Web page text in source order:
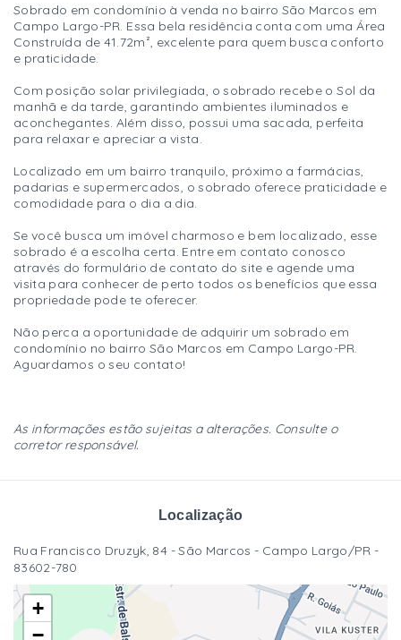
Sobrado em condomínio à venda no bairro São Marcos em
Campo Largo-PR. Essa bela residência conta com uma Área
Construída de 41.72m², excelente para quem busca conforto
e praticidade.
Com posição solar privilegiada, o sobrado recebe o Sol da
manhã e da tarde, garantindo ambientes iluminados e
aconchegantes. Além disso, possui uma sacada, perfeita
para relaxar e apreciar a vista.
Localizado em um bairro tranquilo, próximo a farmácias,
padarias e supermercados, o sobrado oferece praticidade e
comodidade para o dia a dia.
Se você busca um imóvel charmoso e bem localizado, esse
sobrado é a escolha certa. Entre em contato conosco
através do formulário de contato do site e agende uma
visita para conhecer de perto todos os benefícios que essa
propriedade pode te oferecer.
Não perca a oportunidade de adquirir um sobrado em
condomínio no bairro São Marcos em Campo Largo-PR.
Aguardamos o seu contato!
As informações estão sujeitas a alterações. Consulte o
corretor responsável.
Localização
Rua Francisco Druzyk, 84 - São Marcos - Campo Largo/PR -
83602-780
+
−